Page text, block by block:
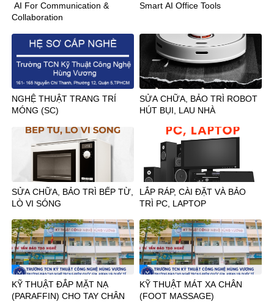
AI For Communication &
Collaboration
Smart AI Office Tools
NGHỆ THUẬT TRANG TRÍ
MÓNG (SC)
SỬA CHỮA, BẢO TRÌ ROBOT
HÚT BỤI, LAU NHÀ
SỬA CHỮA, BẢO TRÌ BẾP TỪ,
LÒ VI SÓNG
LẮP RÁP, CÀI ĐẶT VÀ BẢO
TRÌ PC, LAPTOP
KỸ THUẬT ĐẮP MẶT NẠ
(PARAFFIN) CHO TAY CHÂN
KỸ THUẬT MÁT XA CHÂN
(FOOT MASSAGE)